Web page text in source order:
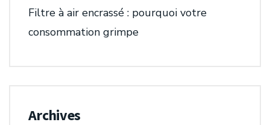
Filtre à air encrassé : pourquoi votre
consommation grimpe
Archives